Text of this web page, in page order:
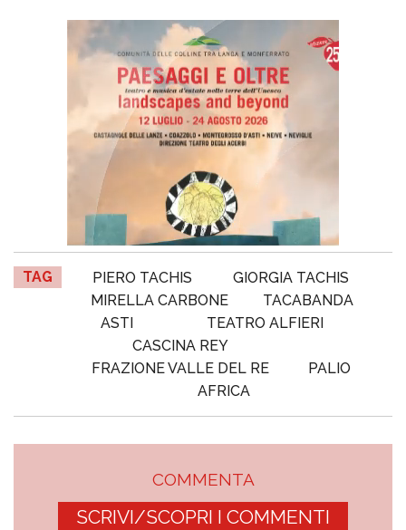
TAG PIERO TACHIS
GIORGIA TACHIS
MIRELLA CARBONE
TACABANDA
ASTI
TEATRO ALFIERI
CASCINA REY
FRAZIONE VALLE DEL RE
PALIO
AFRICA
COMMENTA
SCRIVI/SCOPRI I COMMENTI